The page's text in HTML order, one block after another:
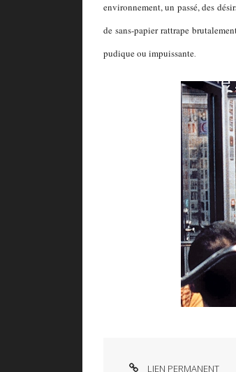
environnement, un passé, des
de sans-papier rattrape
pudique ou impuissante.
LIEN PERMANENT